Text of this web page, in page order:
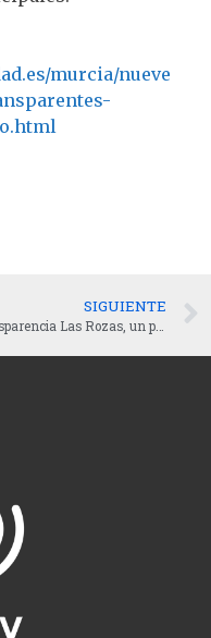
murcia/nueve
SIGUIENTE
Transparencia Las Rozas, un piloto del Govtechlab Madrid